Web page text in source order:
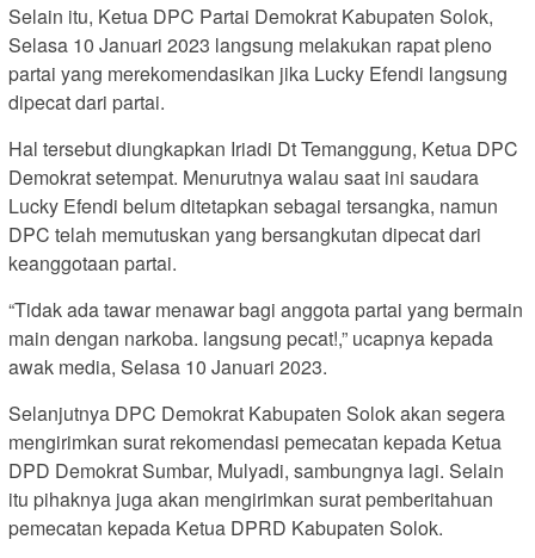
Selain itu, Ketua DPC Partai Demokrat Kabupaten Solok,
Selasa 10 Januari 2023 langsung melakukan rapat pleno
partai yang merekomendasikan jika Lucky Efendi langsung
dipecat dari partai.
Hal tersebut diungkapkan Iriadi Dt Temanggung, Ketua DPC
Demokrat setempat. Menurutnya walau saat ini saudara
Lucky Efendi belum ditetapkan sebagai tersangka, namun
DPC telah memutuskan yang bersangkutan dipecat dari
keanggotaan partai.
“Tidak ada tawar menawar bagi anggota partai yang bermain
main dengan narkoba. langsung pecat!,” ucapnya kepada
awak media, Selasa 10 Januari 2023.
Selanjutnya DPC Demokrat Kabupaten Solok akan segera
mengirimkan surat rekomendasi pemecatan kepada Ketua
DPD Demokrat Sumbar, Mulyadi, sambungnya lagi. Selain
itu pihaknya juga akan mengirimkan surat pemberitahuan
pemecatan kepada Ketua DPRD Kabupaten Solok.